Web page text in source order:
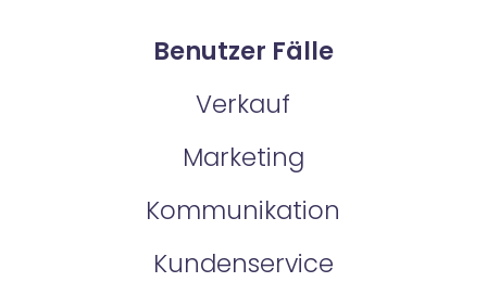
Benutzer Fälle
Verkauf
Marketing
Kommunikation
Kundenservice